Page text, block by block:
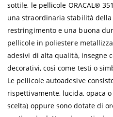
sottile, le pellicole ORACAL®
una straordinaria stabilità
restringimento e una buona
pellicole in poliestere
adesivi di alta qualità, insegne
decorativi, così come testi o
Le pellicole autoadesive
rispettivamente, lucida, opaca
scelta) oppure sono dotate di